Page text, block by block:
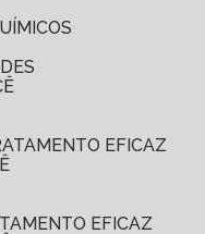
EFICAZ
EFICAZ